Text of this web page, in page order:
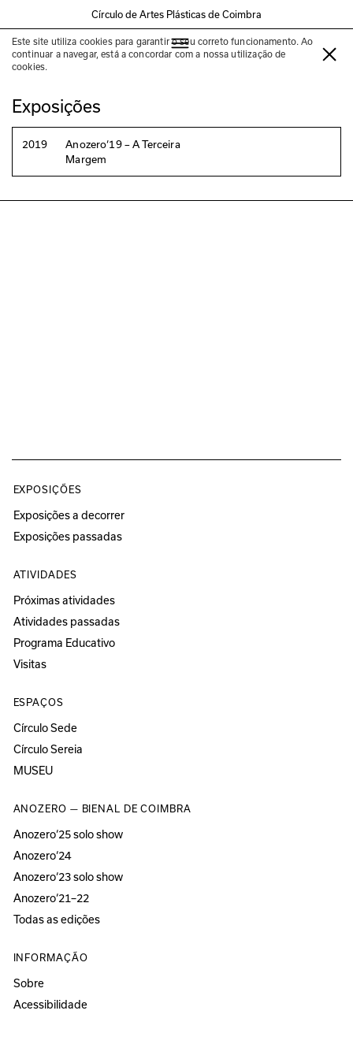
Círculo de Artes Plásticas de Coimbra
Este site utiliza cookies para garantir o seu correto funcionamento. Ao
continuar a navegar, está a concordar com a nossa utilização de
cookies.
Julius Von Bismarck
Exposições
2019
Anozero‘19 – A Terceira
Margem
EXPOSIÇÕES
Exposições a decorrer
Exposições passadas
ATIVIDADES
Próximas atividades
Atividades passadas
Programa Educativo
Visitas
ESPAÇOS
Círculo Sede
Círculo Sereia
MUSEU
ANOZERO — BIENAL DE COIMBRA
Anozero‘25 solo show
Anozero‘24
Anozero‘23 solo show
Anozero‘21–22
Todas as edições
INFORMAÇÃO
Sobre
Acessibilidade